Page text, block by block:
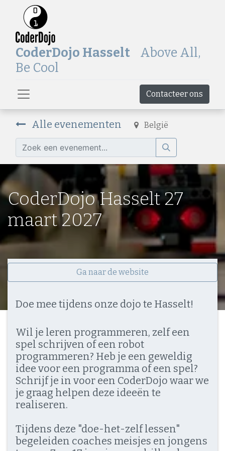
CoderDojo Hasselt Above All,
Be Cool
Contacteer ons
Alle evenementen België
CoderDojo Hasselt 27
maart 2027
Ga naar de website
Doe mee tijdens onze dojo te Hasselt!
Wil je leren programmeren, zelf een
spel schrijven of een robot
programmeren? Heb je een geweldig
idee voor een programma of een spel?
Schrijf je in voor een CoderDojo waar we
je graag helpen deze ideeën te
realiseren.
Tijdens deze "doe-het-zelf lessen"
begeleiden coaches meisjes en jongens